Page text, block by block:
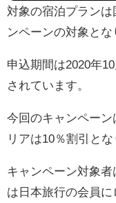
対象の宿泊プラン
ンペーンの対象とな
申込期間は2020年
されています。
今回のキャンペー
リアは10％割引とな
キャンペーン対象
は日本旅行の会員